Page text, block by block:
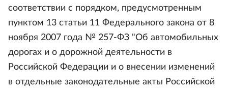
соответствии с порядком, предусмотренным
пунктом 13 статьи 11 Федерального закона от 8
ноября 2007 года № 257-ФЗ "Об автомобильных
дорогах и о дорожной деятельности в
Российской Федерации и о внесении изменений
в отдельные законодательные акты Российской